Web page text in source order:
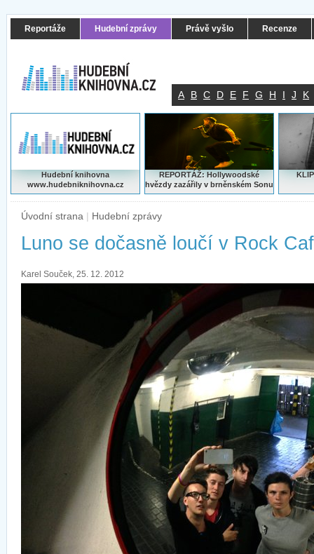
Reportáže Hudební zprávy Právě vyšlo Recenze
A B C D E F G H I J K
Hudební knihovna
www.hudebniknihovna.cz
REPORTÁŽ: Hollywoodské
hvězdy zazářily v brněnském Sonu
Úvodní strana | Hudební zprávy
Luno se dočasně loučí v Rock
Karel Souček, 25. 12. 2012